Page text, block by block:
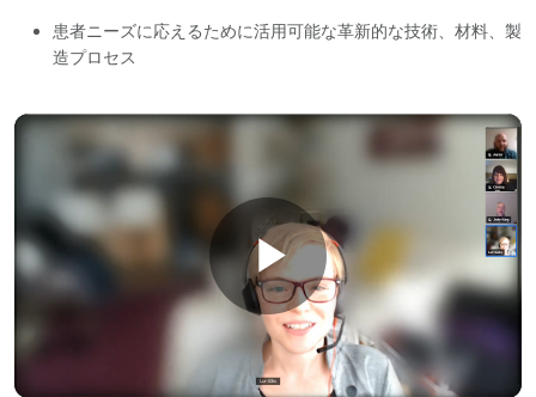
患者ニーズに応えるために活用可能な革新的な技術、材料、製
造プロセス
Play